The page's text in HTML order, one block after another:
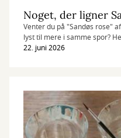
Noget, der ligner
Venter du på "Sandøs rose"
lyst til mere i samme spor?
længsel og historier, der bliver
22. juni 2026